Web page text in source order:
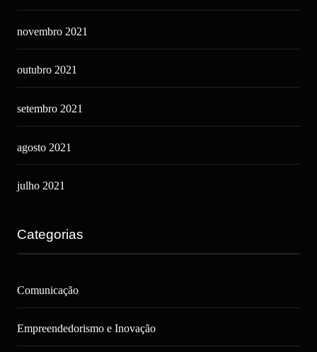
novembro 2021
outubro 2021
setembro 2021
agosto 2021
julho 2021
Categorias
Comunicação
Empreendedorismo e Inovação